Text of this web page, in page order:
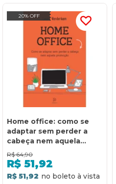
20% OFF
Home office: como se
adaptar sem perder a
cabeça nem aquela
promoção
R$ 64,90
R$ 51,92
R$ 51,92